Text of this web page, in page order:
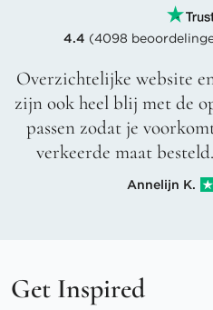
4.4 (4098
Overzichtelijke website
zijn ook heel blij met de
passen zodat je
verkeerde maat
Annelijn K.
Get Inspired